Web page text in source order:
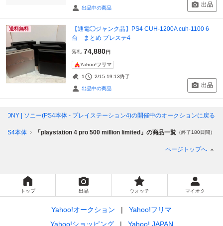
出品中の商品 出品
送料無料
【通電◯ジャンク品】PS4 CUH-1200A cuh-1100 6
台 まとめ プレステ4
落札 74,880円
Yahoo!フリマ
1 2/15 19:13終了
出品中の商品 出品
| ソニー(PS4本体 - プレイステーション4)の開催中のオークションに戻る
PS4本体 「playstation 4 pro 500 million limited」の商品一覧 （終了180日間）
ページトップへ
トップ 出品 ウォッチ マイオク
Yahoo!オークション
Yahoo!フリマ
Yahoo!ショッピング
Yahoo! JAPAN